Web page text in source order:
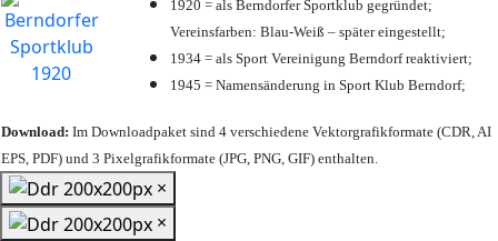
1920 = als Berndorfer Sportklub gegründet;
Vereinsfarben: Blau-Weiß – später eingestellt;
1934 = als Sport Vereinigung Berndorf reaktiviert;
1945 = Namensänderung in Sport Klub Berndorf;
Download: Im Downloadpaket sind 4 verschiedene Vektorgrafikformate (CDR, AI
EPS, PDF) und 3 Pixelgrafikformate (JPG, PNG, GIF) enthalten.
×
×